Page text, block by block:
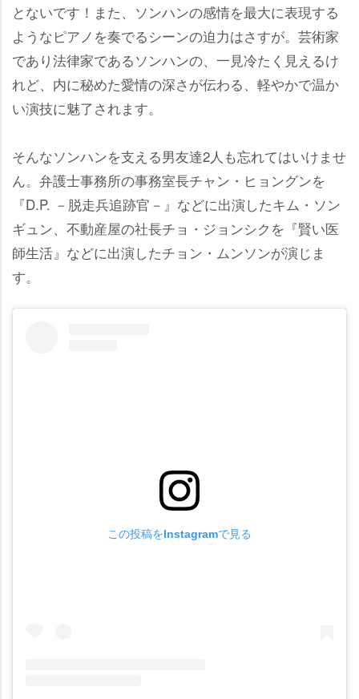
とないです！また、ソンハンの感情を最大に表現する
ようなピアノを奏でるシーンの迫力はさすが。芸術家
であり法律家であるソンハンの、一見冷たく見えるけ
れど、内に秘めた愛情の深さが伝わる、軽やかで温か
い演技に魅了されます。
そんなソンハンを支える男友達2人も忘れてはいけませ
ん。弁護士事務所の事務室長チャン・ヒョングンを
『D.P. －脱走兵追跡官－』などに出演したキム・ソン
ギュン、不動産屋の社長チョ・ジョンシクを『賢い医
師生活』などに出演したチョン・ムンソンが演じま
す。
この投稿をInstagramで見る